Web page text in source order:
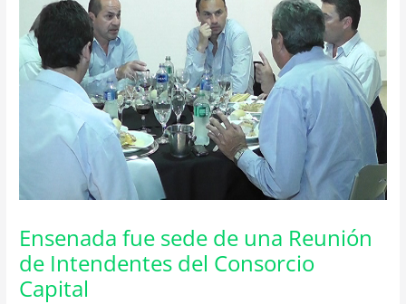
Ensenada fue sede de una Reunión
de Intendentes del Consorcio
Capital